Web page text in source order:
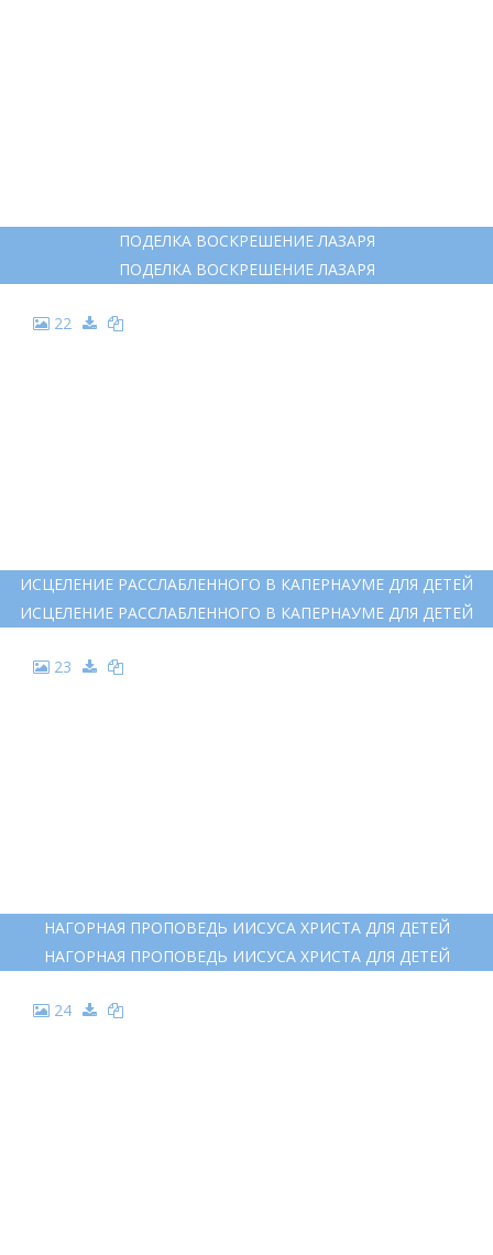
ПОДЕЛКА ВОСКРЕШЕНИЕ ЛАЗАРЯ
ПОДЕЛКА ВОСКРЕШЕНИЕ ЛАЗАРЯ
22
ИСЦЕЛЕНИЕ РАССЛАБЛЕННОГО В КАПЕРНАУМЕ ДЛЯ ДЕТЕЙ
ИСЦЕЛЕНИЕ РАССЛАБЛЕННОГО В КАПЕРНАУМЕ ДЛЯ ДЕТЕЙ
23
НАГОРНАЯ ПРОПОВЕДЬ ИИСУСА ХРИСТА ДЛЯ ДЕТЕЙ
НАГОРНАЯ ПРОПОВЕДЬ ИИСУСА ХРИСТА ДЛЯ ДЕТЕЙ
24